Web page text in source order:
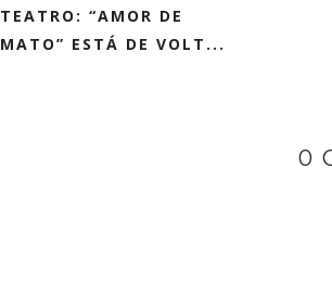
TEATRO: “AMOR DE
MATO” ESTÁ DE VOLT...
0